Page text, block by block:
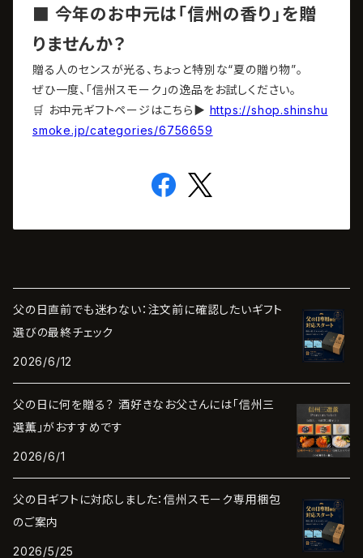
■ 今年のお中元は「信州の香り」を贈
りませんか？
贈る人のセンスが光る、ちょっと特別な“夏の贈り物”。
ぜひ一度、「信州スモーク」の逸品をお試しください。
🛒 お中元ギフトページはこちら▶ https://shop.shinshu
smoke.jp/categories/6756659
父の日直前でも迷わない：注文前に確認したいギフト
選びの最終チェック
2026/6/12
父の日に何を贈る？ 酒好きなお父さんには「信州三
選薫」がおすすめです
2026/6/1
父の日ギフトに対応しました：信州スモーク専用梱包
のご案内
2026/5/25